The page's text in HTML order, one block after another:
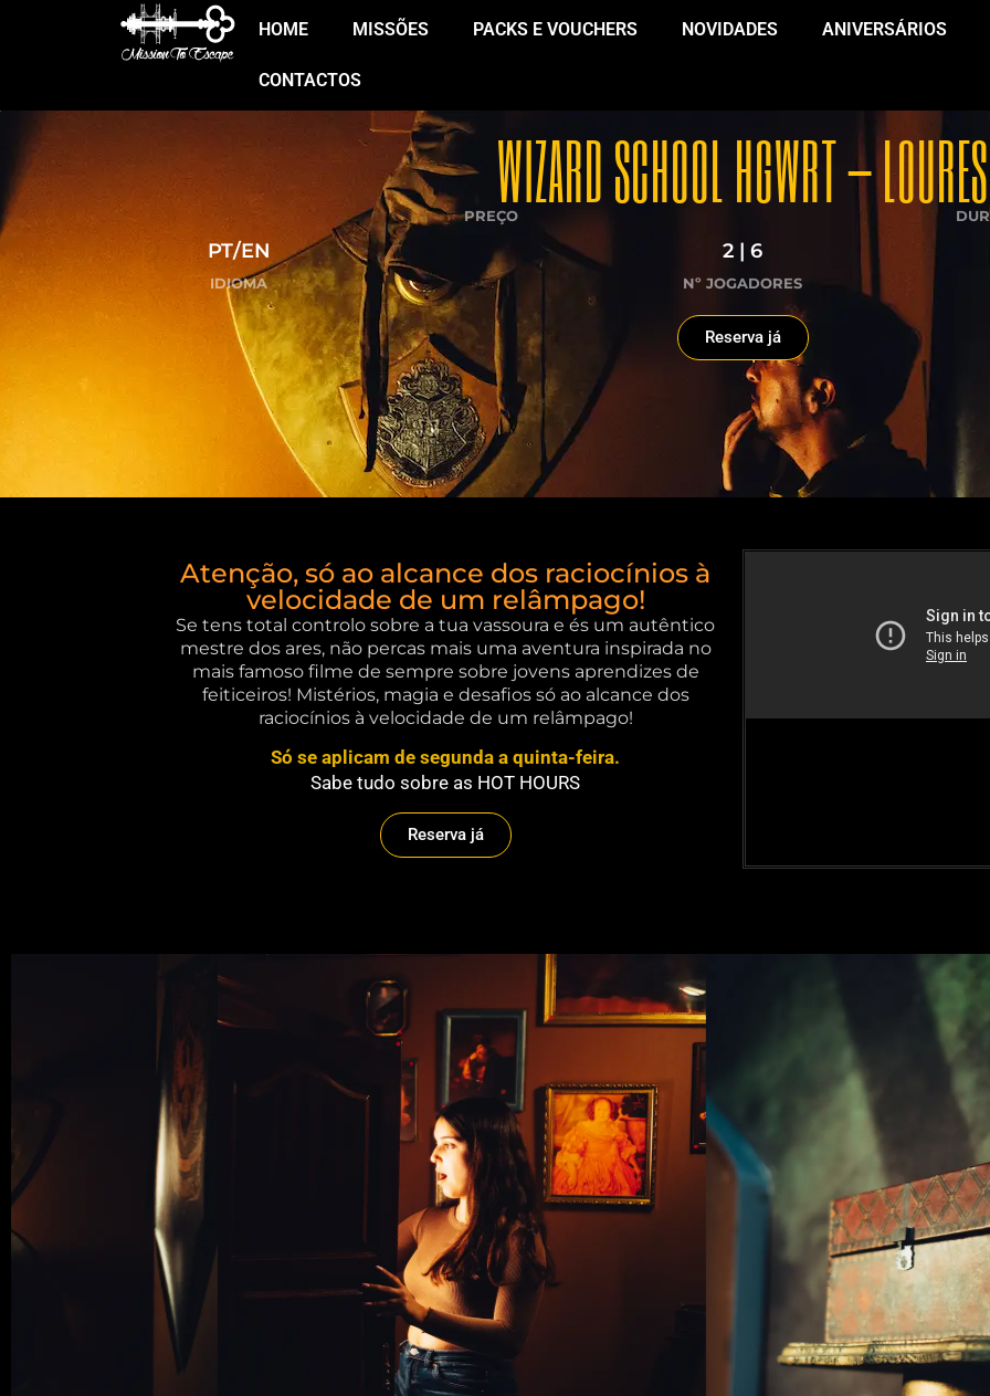
HOME MISSÕES PACKS E VOUCHERS NOVIDADES ANIVERSÁRIOS
CONTACTOS
WIZARD SCHOOL HGWRT – LOURES
PT/EN
IDIOMA
PREÇO
2 | 6
Nº JOGADORES
Reserva já
Atenção, só ao alcance dos raciocínios à
velocidade de um relâmpago!
Se tens total controlo sobre a tua vassoura e és um autêntico
mestre dos ares, não percas mais uma aventura inspirada no
mais famoso filme de sempre sobre jovens aprendizes de
feiticeiros! Mistérios, magia e desafios só ao alcance dos
raciocínios à velocidade de um relâmpago!
Só se aplicam de segunda a quinta-feira.
Sabe tudo sobre as HOT HOURS
Reserva já